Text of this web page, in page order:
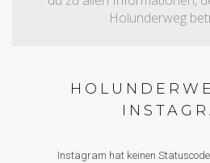
Holunderweg
Instagram hat keinen